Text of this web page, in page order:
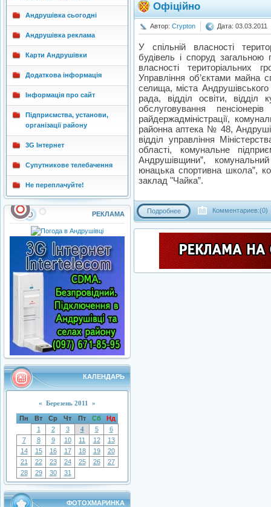
Андрушівка сьогодні
Андрушівка реклама
Карти Андрушівки
Додаткова інформація
Інформація про сайт
Підприємства, установи,
організації району
3G Інтернет
Супутникове телебачення
Не переплачуйте!
РЕКЛАМА
КАЛЕНДАРЬ
« Березень 2011 »
Пн Вт Ср Чт Пт Сб
Нд
1
2 3 4 5
6
7
8 9 10 11 12
13
14
15 16 17 18 19
20
21
22 23 24 25 26
27
28
29 30 31
ФОТОХМАРИНКА
Офіційно
Автор: Crypton Дата: 03.03.2011
У спільній власності
будівель і споруд
власності територіальних
Управління об’єктами майна
селища, міста
рада, відділ освіти, відділ
обслуговування
райдержадміністрації,
районна аптека № 48,
відділ управління
області, комунальне
Андрушівщини”,
юнацька спортивна школа”,
заклад "Чайка”.
Подробнее Комментариев:(0)